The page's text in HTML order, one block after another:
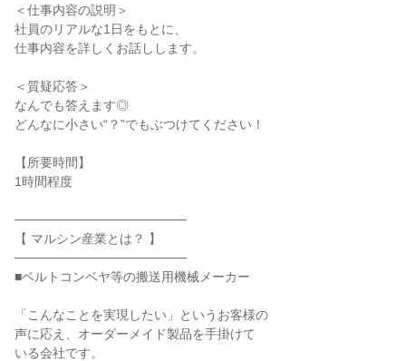
＜仕事内容の説明＞
社員のリアルな1日をもとに、
仕事内容を詳しくお話しします。
＜質疑応答＞
なんでも答えます◎
どんなに小さい“？”でもぶつけてください！
【所要時間】
1時間程度
───────────────────
【 マルシン産業とは？ 】
───────────────────
■ベルトコンベヤ等の搬送用機械メーカー
「こんなことを実現したい」というお客様の
声に応え、オーダーメイド製品を手掛けて
いる会社です。